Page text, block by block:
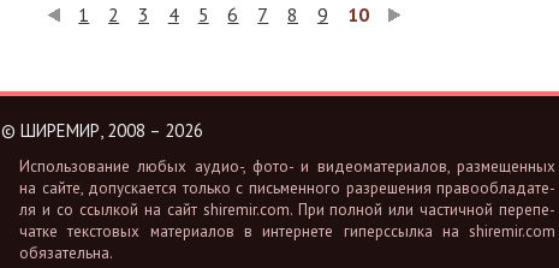
1 2 3 4 5 6 7 8 9 10
© ШИРЕМИР, 2008 – 2026
Ис­поль­зо­ва­ние любых аудио-, фото- и ви­део­ма­те­ри­а­лов, раз­ме­щен­ных
на сайте, до­пус­ка­ет­ся толь­ко с пись­мен­но­го раз­ре­ше­ния пра­во­об­ла­да­те­
ля и со ссыл­кой на сайт shiremir.​com. При пол­ной или ча­стич­ной пе­ре­пе­
чат­ке тек­сто­вых ма­те­ри­а­лов в ин­тер­не­те ги­перс­сыл­ка на shiremir.​com
обя­за­тель­на.